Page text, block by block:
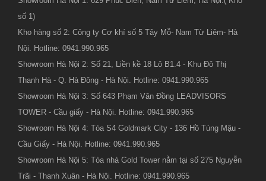
số 1)
Kho hàng số 2: Công ty Cơ khí số 5 Tây Mỗ- Nam Từ Liêm- Hà
Nội. Hotline: 0941.990.965
Showroom Hà Nội 2: Số 21, Liền kề 18 Lô B1.4 - Khu Đô Thị
Thanh Hà - Q. Hà Đông - Hà Nội. Hotline: 0941.990.965
Showroom Hà Nội 3: Số 643 Phạm Văn Đồng LEADVISORS
TOWER - Cầu giấy - Hà Nội. Hotline: 0941.990.965
Showroom Hà Nội 4: Tòa S4 Goldmark City - 136 Hồ Tùng Mậu -
Cầu Giấy - Hà Nội. Hotline: 0941.990.965
Showroom Hà Nội 5: Tòa nhà Gold Tower nằm tại số 275 Nguyễn
Trãi - Thanh Xuân - Hà Nội. Hotline: 0941.990.965